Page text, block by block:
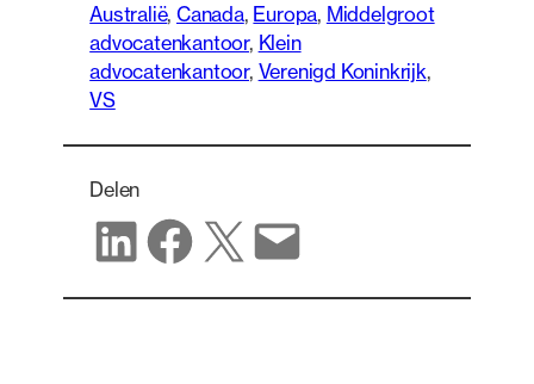
Australië, Canada, Europa, Middelgroot
advocatenkantoor, Klein
advocatenkantoor, Verenigd Koninkrijk
VS
Delen
Delen op LinkedIn
Delen op Facebook
Delen op X Delen via e-mail